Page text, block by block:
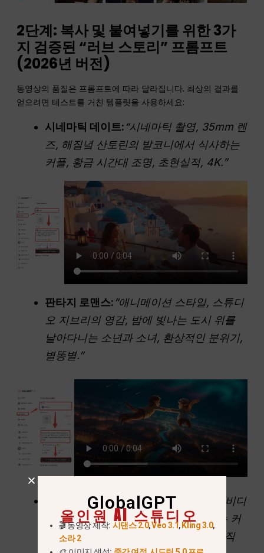
2단계: 복사 및 붙여넣기를 위한 3가
지 검증된 “러브 스토리” 프롬프트
(2026년 버전)
동영상의 품질은 프롬프트에 따라 달라집니다. 최상의 결과를
얻으려면 테스트를 거친 템플릿을 사용하세요:
시네마틱 데이트: “시네마틱 촬영, 35mm 렌
즈, 해질녘 산토린의 발코니에서 식사하는
커플, 황금 시간대 조명, 초현실적, 4K.”
판타지 로맨스: “애니메이션 스타일, 스튜디
오 지브리의 영감, 밤에 빛나는 도시 위를
날아다니는 소년과 소녀, 환상적인 분위기,
별똥별.”
노스탤지어 필름:“1990년대 빈티지 홈 비디
오 영상, 거친 질감, 해변에서 웃고 있는 커
플, 따뜻한 색감, 핸드헬드 카메라의 움직
GlobalGPT
올인원 AI 스튜디오
🎬 동영상 제작: 시댄스 2.0,Veo 3.1,Kling 3.0,
소라 2